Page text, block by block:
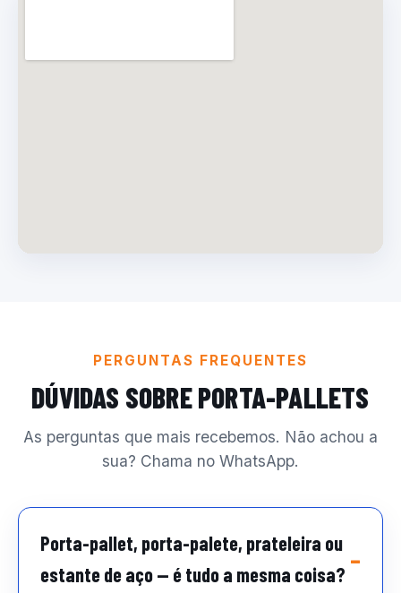
PERGUNTAS FREQUENTES
DÚVIDAS SOBRE PORTA-PALLETS
As perguntas que mais recebemos. Não achou a
sua? Chama no WhatsApp.
Porta-pallet, porta-palete, prateleira ou
estante de aço — é tudo a mesma coisa?